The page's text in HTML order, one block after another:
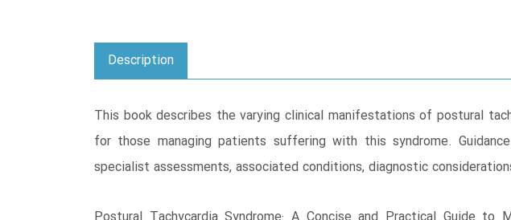
Description
This book describes the varying clinical manifestations of postural
for those managing patients suffering with this syndrome.
specialist assessments, associated conditions, diagnostic